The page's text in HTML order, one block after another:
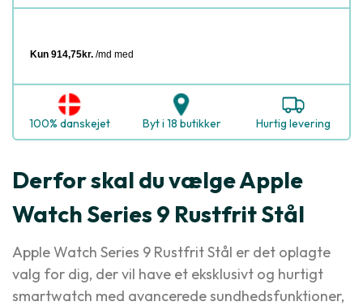
100% danskejet Byt i 18 butikker Hurtig levering
Derfor skal du vælge Apple
Watch Series 9 Rustfrit Stål
Apple Watch Series 9 Rustfrit Stål er det oplagte
valg for dig, der vil have et eksklusivt og hurtigt
smartwatch med avancerede sundhedsfunktioner,